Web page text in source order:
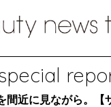
間近に見ながら。【